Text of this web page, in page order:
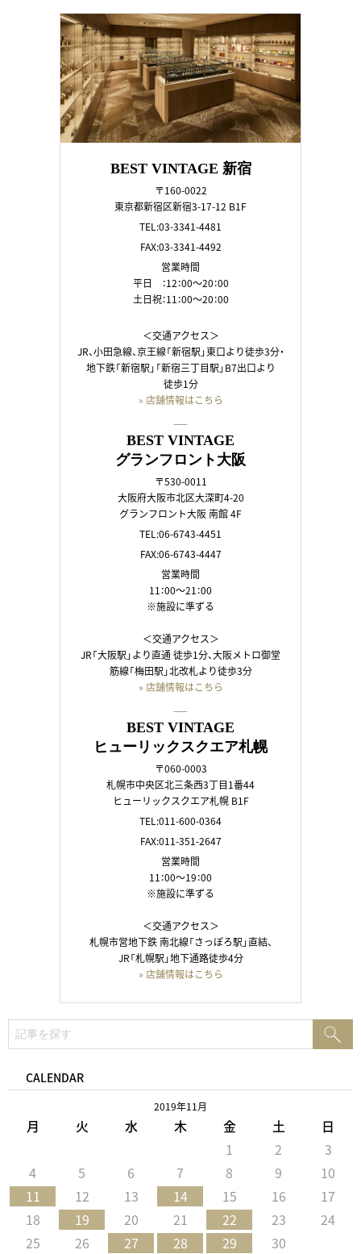
BEST VINTAGE 新宿
〒160-0022
東京都新宿区新宿3-17-12 B1F
TEL:03-3341-4481
FAX:03-3341-4492
営業時間
平日 ：12：00～20：00
土日祝：11：00～20：00
＜交通アクセス＞
JR、小田急線、京王線「新宿駅」東口より徒歩3分・
地下鉄「新宿駅」「新宿三丁目駅」B7出口より
徒歩1分
» 店舗情報はこちら
――
BEST VINTAGE
グランフロント大阪
〒530-0011
大阪府大阪市北区大深町4-20
グランフロント大阪 南館 4F
TEL:06-6743-4451
FAX:06-6743-4447
営業時間
11：00～21：00
※施設に準ずる
＜交通アクセス＞
JR「大阪駅」より直通 徒歩1分、大阪メトロ御堂
筋線「梅田駅」北改札より徒歩3分
» 店舗情報はこちら
――
BEST VINTAGE
ヒューリックスクエア札幌
〒060-0003
札幌市中央区北三条西3丁目1番44
ヒューリックスクエア札幌 B1F
TEL:011-600-0364
FAX:011-351-2647
営業時間
11：00～19：00
※施設に準ずる
＜交通アクセス＞
札幌市営地下鉄 南北線「さっぽろ駅」直結、
JR「札幌駅」地下通路徒歩4分
» 店舗情報はこちら
索:
CALENDAR
2019年11月
月 火 水 木 金 土 日
1 2
3
4
5 6 7 8 9
10
11
12 13 14 15 16
17
18
19 20 21 22 23
24
25
26 27 28 29 30